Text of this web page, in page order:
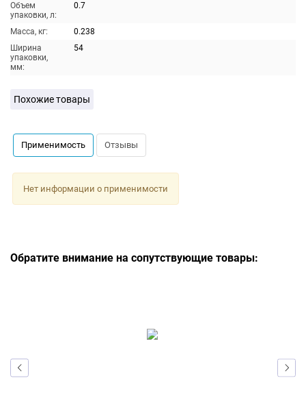
Объем
упаковки, л:
0.7
Масса, кг:
0.238
Ширина
упаковки,
мм:
54
Похожие товары
Применимость Отзывы
Нет информации о применимости
Обратите внимание на сопутствующие товары: